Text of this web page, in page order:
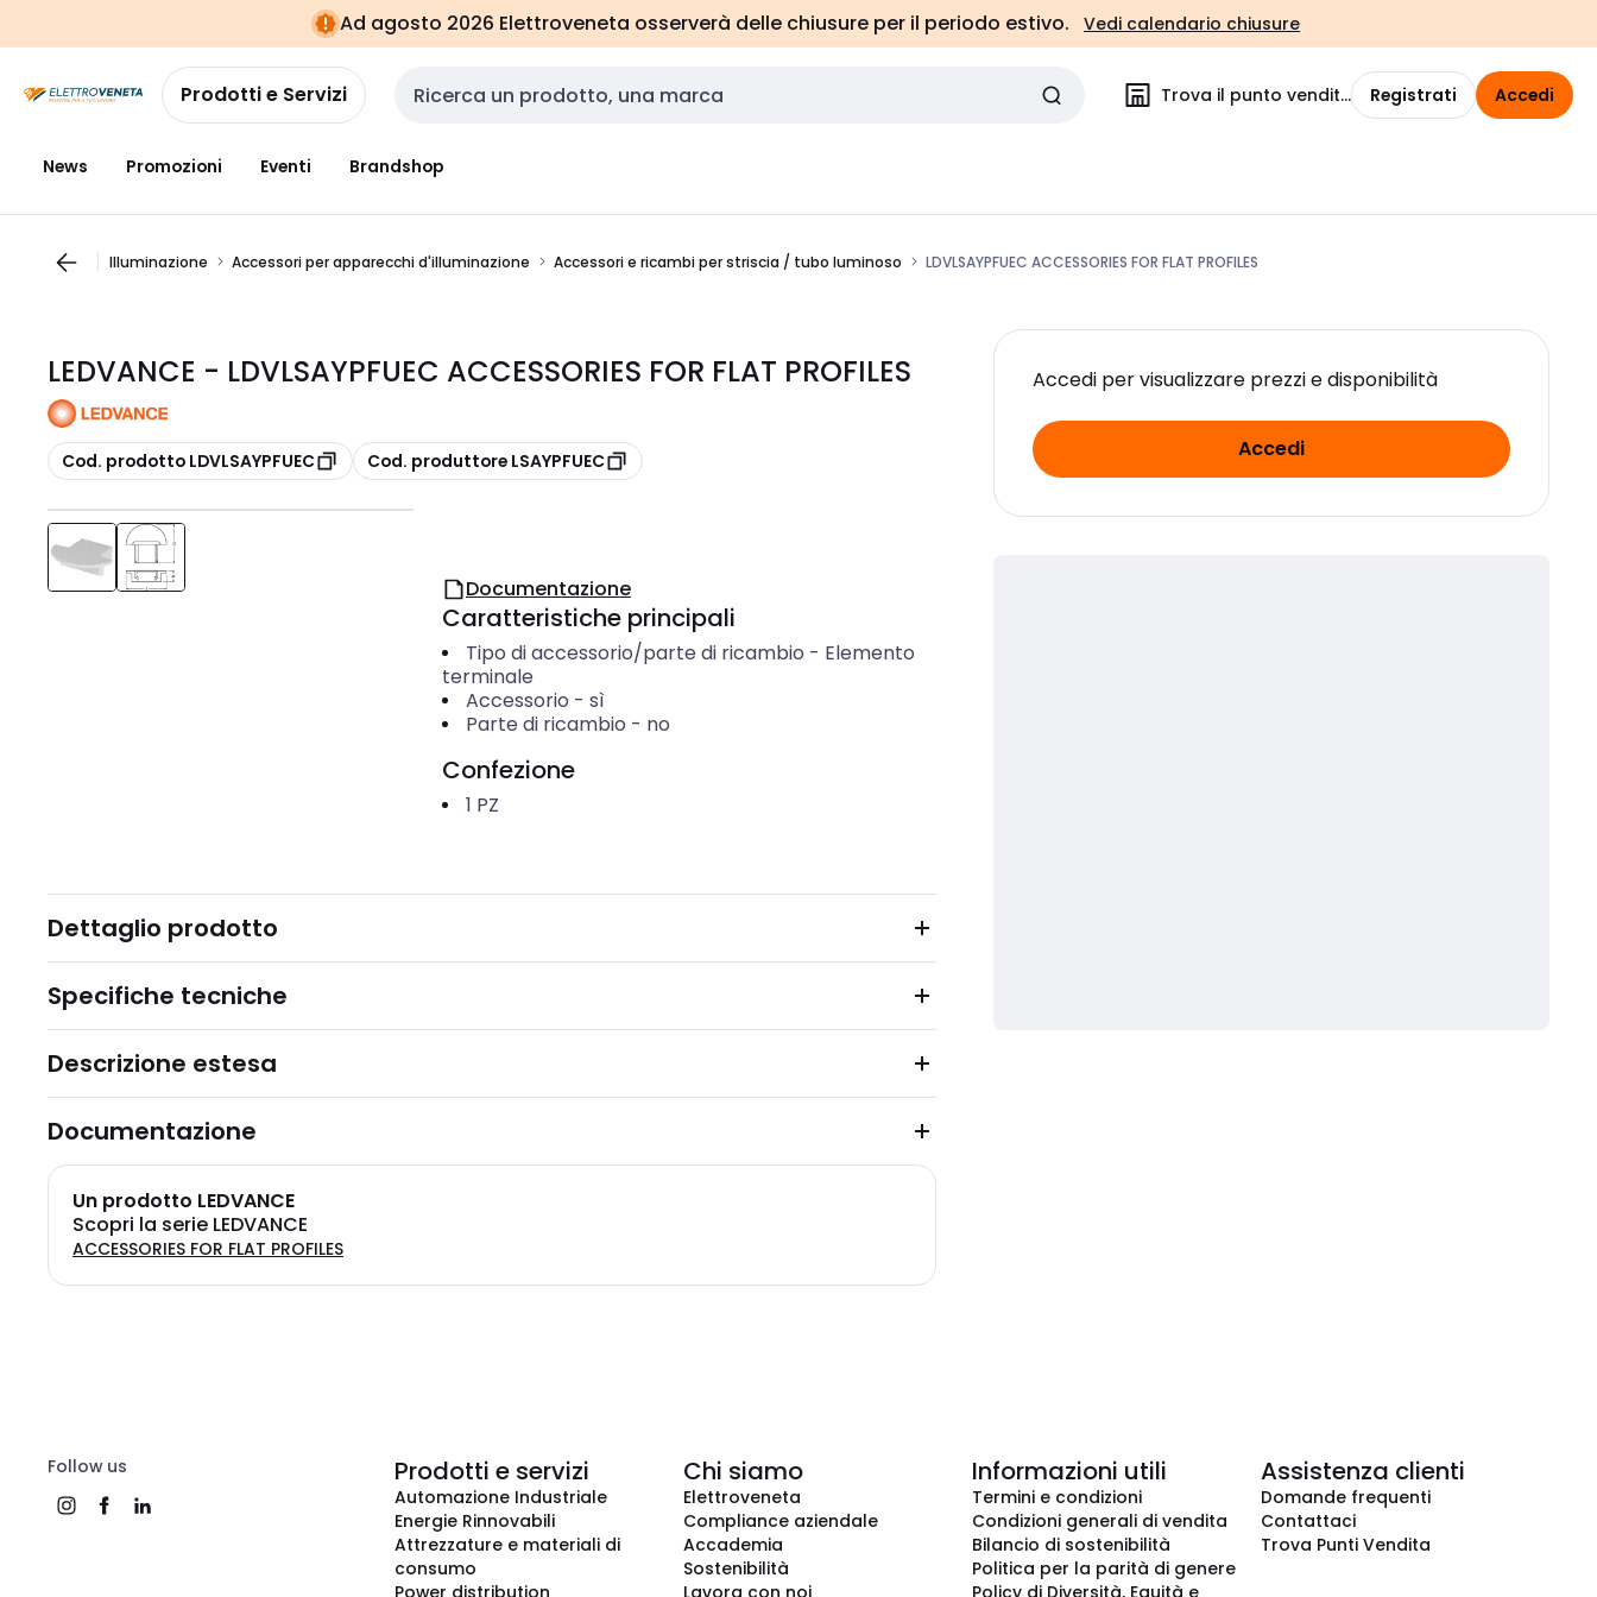
navigazionealla
pagina
Ad agosto 2026 Elettroveneta osserverà delle chiusure per il periodo estivo. Vedi calendario chiusure
Prodotti e Servizi Cerca input Trova il punto vendita Registrati Accedi
News Promozioni Eventi Brandshop
Illuminazione Accessori per apparecchi d'illuminazione Accessori e ricambi per striscia / tubo luminoso LDVLSAYPFUEC ACCESSORIES FOR FLAT PROFILES
LEDVANCE - LDVLSAYPFUEC ACCESSORIES FOR FLAT PROFILES
copia
Cod. prodotto LDVLSAYPFUEC copia
Cod. produttore LSAYPFUEC
Accedi per visualizzare prezzi e disponibilità
Accedi
Documentazione
Caratteristiche principali
Tipo di accessorio/parte di ricambio - Elemento
terminale
Accessorio - sì
Parte di ricambio - no
Confezione
1 PZ
Dettaglio prodotto
Specifiche tecniche
Descrizione estesa
Documentazione
Un prodotto LEDVANCE
Scopri la serie LEDVANCE
ACCESSORIES FOR FLAT PROFILES
Follow us Prodotti e servizi
Automazione Industriale
Energie Rinnovabili
Attrezzature e materiali di
consumo
Power distribution
Chi siamo
Elettroveneta
Compliance aziendale
Accademia
Sostenibilità
Lavora con noi
Informazioni utili
Termini e condizioni
Condizioni generali di vendita
Bilancio di sostenibilità
Politica per la parità di genere
Policy di Diversità, Equità e
Assistenza clienti
Domande frequenti
Contattaci
Trova Punti Vendita